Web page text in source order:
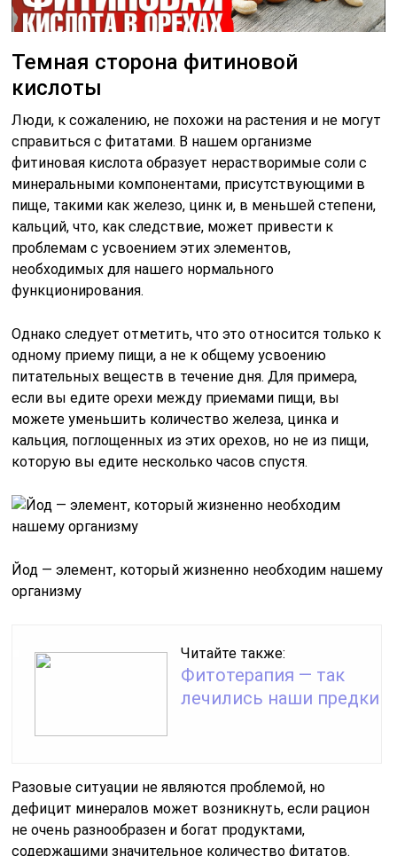
Темная сторона фитиновой
кислоты
Люди, к сожалению, не похожи на растения и не могут
справиться с фитатами. В нашем организме
фитиновая кислота образует нерастворимые соли с
минеральными компонентами, присутствующими в
пище, такими как железо, цинк и, в меньшей степени,
кальций, что, как следствие, может привести к
проблемам с усвоением этих элементов,
необходимых для нашего нормального
функционирования.
Однако следует отметить, что это относится только к
одному приему пищи, а не к общему усвоению
питательных веществ в течение дня. Для примера,
если вы едите орехи между приемами пищи, вы
можете уменьшить количество железа, цинка и
кальция, поглощенных из этих орехов, но не из пищи,
которую вы едите несколько часов спустя.
Йод — элемент, который жизненно необходим нашему
организму
Читайте также:
Фитотерапия — так
лечились наши предки
Разовые ситуации не являются проблемой, но
дефицит минералов может возникнуть, если рацион
не очень разнообразен и богат продуктами,
содержащими значительное количество фитатов.